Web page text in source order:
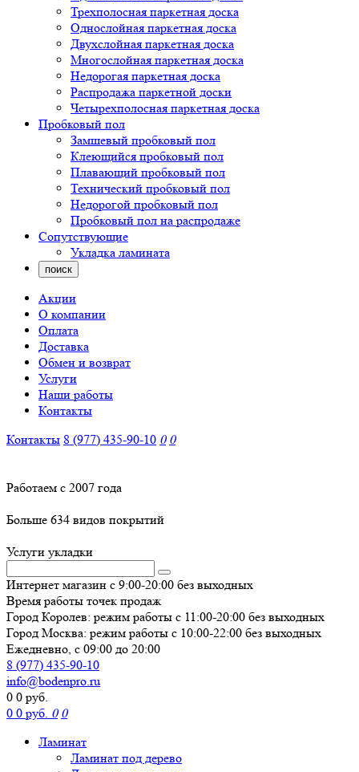
Трехполосная паркетная доска
Однослойная паркетная доска
Двухслойная паркетная доска
Многослойная паркетная доска
Недорогая паркетная доска
Распродажа паркетной доски
Четырехполосная паркетная доска
Пробковый пол
Замшевый пробковый пол
Клеющийся пробковый пол
Плавающий пробковый пол
Технический пробковый пол
Недорогой пробковый пол
Пробковый пол на распродаже
Сопутствующие
Укладка ламината
поиск
Акции
О компании
Оплата
Доставка
Обмен и возврат
Услуги
Наши работы
Контакты
Контакты 8 (977) 435-90-10 0 0
Работаем с 2007 года
Больше 634 видов покрытий
Услуги укладки
Интернет магазин с 9:00-20:00 без выходных
Время работы точек продаж
Город Королев: режим работы с 11:00-20:00 без выходных
Город Москва: режим работы с 10:00-22:00 без выходных
Ежедневно, с 09:00 до 20:00
8 (977) 435-90-10
info@bodenpro.ru
0 0 руб.
0 0 руб. 0 0
Ламинат
Ламинат под дерево